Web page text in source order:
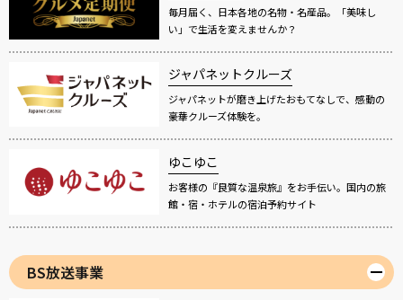
毎月届く、日本各地の名物・名産品。「美味し
い」で生活を変えませんか？
ジャパネットクルーズ
ジャパネットが磨き上げたおもてなしで、感動の
豪華クルーズ体験を。
ゆこゆこ
お客様の『良質な温泉旅』をお手伝い。国内の旅
館・宿・ホテルの宿泊予約サイト
BS放送事業